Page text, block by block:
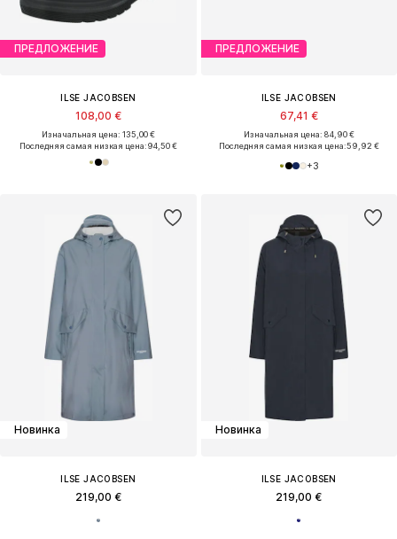
ПРЕДЛОЖЕНИЕ
ILSE JACOBSEN
108,00 €
Изначальная цена: 135,00 €
Последняя самая низкая цена:94,50 €
ПРЕДЛОЖЕНИЕ
ILSE JACOBSEN
67,41 €
Изначальная цена: 84,90 €
Последняя самая низкая цена:59,92 €
+3
Новинка
ILSE JACOBSEN
219,00 €
Новинка
ILSE JACOBSEN
219,00 €